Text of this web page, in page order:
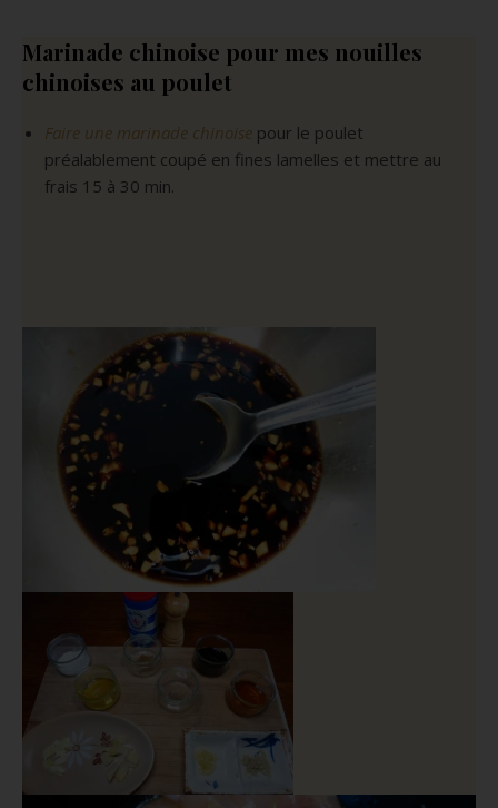
Marinade chinoise pour mes nouilles
chinoises au poulet
Faire une marinade chinoise pour le poulet
préalablement coupé en fines lamelles et mettre au
frais 15 à 30 min.